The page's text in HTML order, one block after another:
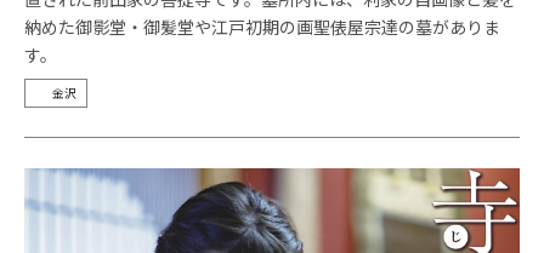
納めた御影堂・御髪堂や江戸初期の画聖俵屋宗達の墓がありま
す。
金沢